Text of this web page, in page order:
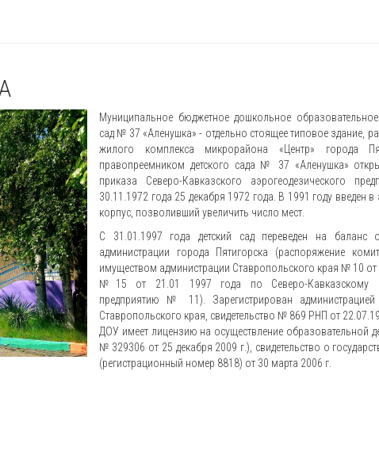
Муниципальное бюджетное дошкольное образовательное
сад № 37 «Аленушка» - отдельно стоящее типовое здание,
жилого комплекса микрорайона «Центр» города
правопреемником детского сада № 37 «Аленушка»
приказа Северо-Кавказского аэрогеодезического
30.11.1972 года 25 декабря 1972 года. В 1991 году введен
корпус, позволивший увеличить число мест.
С 31.01.1997 года детский сад переведен на баланс
администрации города Пятигорска (распоряжение
имуществом администрации Ставропольского края № 10 от
№15 от 21.01 1997 года по Северо-Кавказскому
предприятию № 11). Зарегистрирован администрацией
Ставропольского края, свидетельство № 869 РНП от
ДОУ имеет лицензию на осуществление образовательной
№ 329306 от 25 декабря 2009 г.), свидетельство о
(регистрационный номер 8818) от 30 марта 2006 г.